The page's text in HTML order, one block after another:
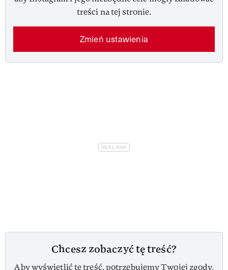
treści na tej stronie.
Zmień ustawienia
Chcesz zobaczyć tę treść?
Aby wyświetlić tę treść, potrzebujemy Twojej zgody,